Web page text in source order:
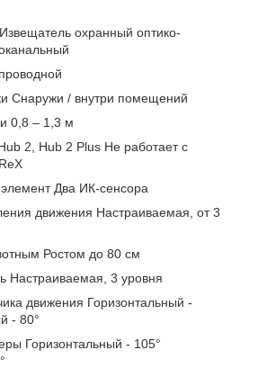
охранный оптико-
Снаружи / внутри помещений
0,8 – 1,3 м
2, Hub 2 Plus Не работает с
Два ИК-сенсора
движения Настраиваемая, от 3
Ростом до 80 см
Настраиваемая, 3 уровня
движения Горизонтальный -
- 80°
Горизонтальный - 105°